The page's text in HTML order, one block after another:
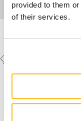
provided to them
of their services.